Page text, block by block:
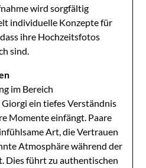
wird sorgfältig
individuelle Konzepte für
ihre Hochzeitsfotos
sind.
im Bereich
ein tiefes Verständnis
Momente einfängt. Paare
Art, die Vertrauen
Atmosphäre während der
Dies führt zu authentischen